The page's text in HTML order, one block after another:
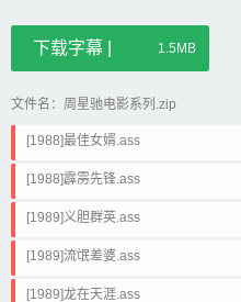
下载字幕 | 1.5MB
文件名：周星驰电影系列.zip
[1988]最佳女婿.ass
[1988]霹雳先锋.ass
[1989]义胆群英.ass
[1989]流氓差婆.ass
[1989]龙在天涯.ass